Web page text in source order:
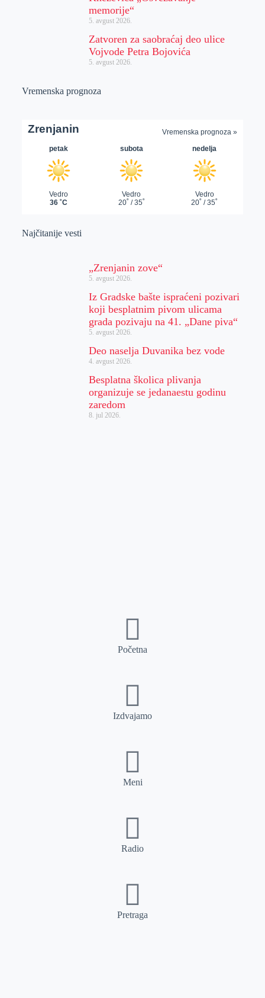
memorije“
5. avgust 2026.
Zatvoren za saobraćaj deo ulice
Vojvode Petra Bojovića
5. avgust 2026.
Vremenska prognoza
Najčitanije vesti
„Zrenjanin zove“
5. avgust 2026.
Iz Gradske bašte ispraćeni pozivari
koji besplatnim pivom ulicama
grada pozivaju na 41. „Dane piva“
5. avgust 2026.
Deo naselja Duvanika bez vode
4. avgust 2026.
Besplatna školica plivanja
organizuje se jedanaestu godinu
zaredom
8. jul 2026.
Početna
Izdvajamo
Meni
Radio
Pretraga